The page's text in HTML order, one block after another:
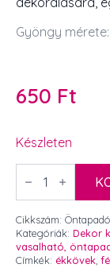
Gyöngy mérete:
650 Ft
Készleten
Öntapadós
féltekla
mennyiség
Cikkszám:
Kategóriák: Dekor
vasalható,
Címkék: ékkövek